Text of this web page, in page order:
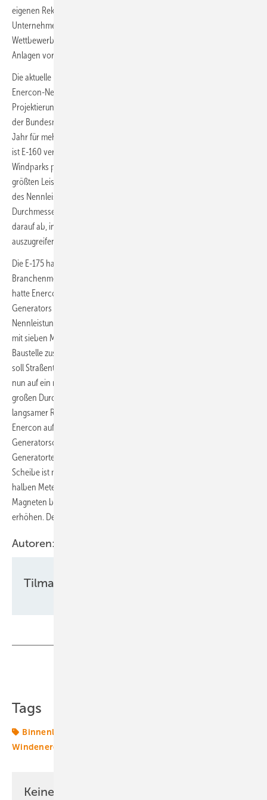
eigenen Rekord führen. Auch branchenweit erreicht das
Unternehmen damit vorerst einen Spitzenwert, wobei insbesondere
Wettbewerbsunternehmen Vestas den Bau höher ausgreifender
Anlagen vorbereitet, bei bis zu 199 Meter Nabenhöhe.
Die aktuelle Enercon-Großturbine E-160 mit der bisher höchsten
Enercon-Nennleistung von 5,56 MW erzielt bereits zunehmend häufig
Projektierungsgenehmigungen. Das offizielle Markstammdatenregister
der Bundesnetzagentur listet Genehmigungen aus dem vergangenen
Jahr für mehr als 100 Turbinenerrichtungen der E-160 auf. Allerdings
ist E-160 verglichen mit anderen auf den Baustellen und in jüngsten
Windparks präsenten neuen Großanlagenmodellen der aktuell
größten Leistungsklasse von sechs bis sieben MW am unteren Rand
des Nennleistungs- und Rotorgrößenbereichs. Mit größeren
Durchmessern und höheren Naben zielen Windturbinenentwickler
darauf ab, in möglichst hohe Luftschichten besonders weit
auszugreifen, weil dort der Wind stetiger weht.
Die E-175 hatte Enercon erstmals im Herbst 2022 vorgestellt. Bei der
Branchenmesse für den deutschen Windenergiemarkt, Husum Wind,
hatte Enercon im September 2023 auch ein neues Design des
Generators als Schlüssel für die fast eineinhalb MW größere
Nennleistung angekündigt. Die Enercon-Entwickler wollen für E-175
mit sieben MW einen geteilten Generator einführen, der sich auf der
Baustelle zusammensetzen lässt. Die Generatorteilung in zwei Hälften
soll Straßentransporte erleichtern. Dies ist notwendig, weil Enercon
nun auf ein neues dünneres Generatordesign mit einem besonders
großen Durchmesser von zehn Metern setzt. Um den Generator bei
langsamer Rotordrehzahl schon auf hohe Leistung zu bringen, setzt
Enercon auf einen Außenläufer. Während die innere
Generatorscheibe steht, dreht sich um sie der bewegliche rotierende
Generatorteil mit den Magneten. Der Durchmesser der inneren
Scheibe ist mit 9,5 Metern besonders groß, damit der nur noch einen
halben Meter dicke Außenring in seinem Umfang viel Platz für viele
Magneten bietet, die somit das Drehmoment und die Stromerzeugung
erhöhen. Der gesamte Generator wird 124 Tonnen wiegen.
Autoren:
Tilman Weber
Tags
Binnenlandturbinen
Windenergie
Keine Zeit? Kein Problem mit dem ERE